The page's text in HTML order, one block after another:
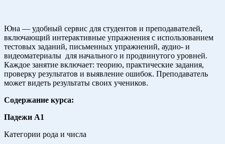
Юна — удобный сервис для студентов и преподавателей,
включающий интерактивные упражнения с использованием
тестовых заданий, письменных упражнений, аудио- и
видеоматериалы для начального и продвинутого уровней.
Каждое занятие включает: теорию, практические задания,
проверку результатов и выявление ошибок. Преподаватель
может видеть результаты своих учеников.
Содержание курса:
Падежи А1
Категории рода и числа